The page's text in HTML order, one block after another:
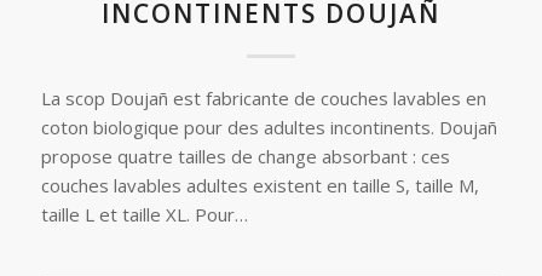
INCONTINENTS DOUJAÑ
La scop Doujañ est fabricante de couches lavables en
coton biologique pour des adultes incontinents. Doujañ
propose quatre tailles de change absorbant : ces
couches lavables adultes existent en taille S, taille M,
taille L et taille XL. Pour…